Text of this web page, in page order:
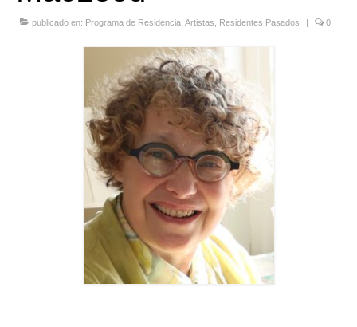
Quedate con nosotras
publicado en: Programa de Residencia Artistas Residentes Pasados | 0